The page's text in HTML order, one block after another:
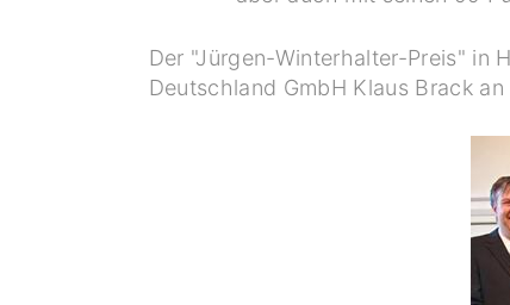
Der "Jürgen-Winterhalter-Preis" in
Deutschland GmbH Klaus Brack